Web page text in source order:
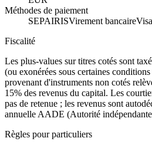
Méthodes de paiement
SEPAIRISVirement bancaireVisa
Fiscalité
Les plus-values sur titres cotés sont
(ou exonérées sous certaines
provenant d'instruments non cotés
15% des revenus du capital. Les
pas de retenue ; les revenus sont
annuelle AADE (Autorité
Règles pour particuliers